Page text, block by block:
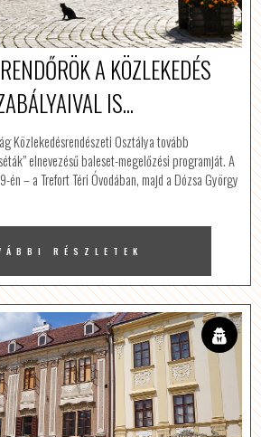
A KÖZLEKEDÉS
IS...
Közlekedésrendészeti Osztálya tovább
elnevezésű baleset-megelőzési programját. A
én – a Trefort Téri Óvodában, majd a Dózsa György
RÉSZLETEK